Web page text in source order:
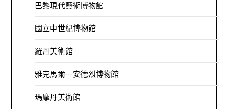
巴黎現代藝術博物館
國立中世紀博物館
羅丹美術館
雅克馬爾－安德烈博物館
瑪摩丹美術館